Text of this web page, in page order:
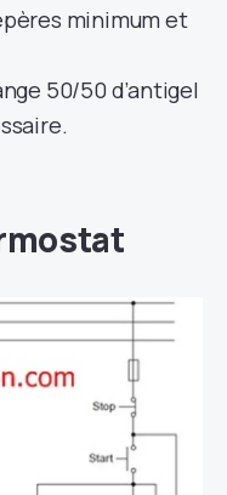
minimum et
50/50 d’antigel